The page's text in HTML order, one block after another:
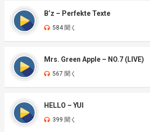
B’z – Perfekte Texte
584 聞く
Mrs. Green Apple – NO.7 (LIVE)
567 聞く
HELLO – YUI
399 聞く